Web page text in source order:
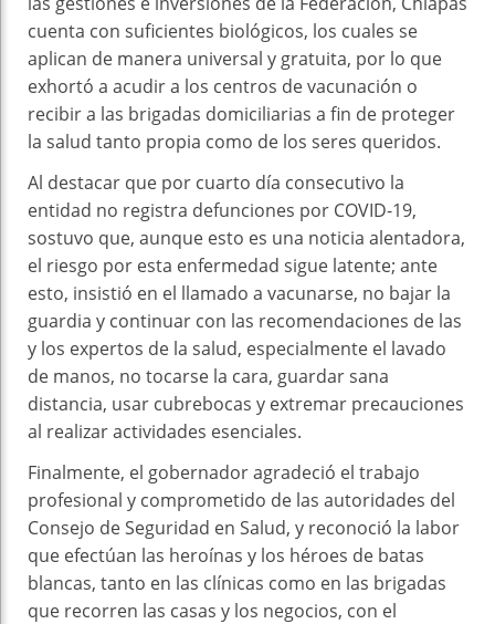
cuenta con suficientes biológicos, los cuales se
aplican de manera universal y gratuita, por lo que
exhortó a acudir a los centros de vacunación o
recibir a las brigadas domiciliarias a fin de proteger
la salud tanto propia como de los seres queridos.
Al destacar que por cuarto día consecutivo la
entidad no registra defunciones por COVID-19,
sostuvo que, aunque esto es una noticia alentadora,
el riesgo por esta enfermedad sigue latente; ante
esto, insistió en el llamado a vacunarse, no bajar la
guardia y continuar con las recomendaciones de las
y los expertos de la salud, especialmente el lavado
de manos, no tocarse la cara, guardar sana
distancia, usar cubrebocas y extremar precauciones
al realizar actividades esenciales.
Finalmente, el gobernador agradeció el trabajo
profesional y comprometido de las autoridades del
Consejo de Seguridad en Salud, y reconoció la labor
que efectúan las heroínas y los héroes de batas
blancas, tanto en las clínicas como en las brigadas
que recorren las casas y los negocios, con el